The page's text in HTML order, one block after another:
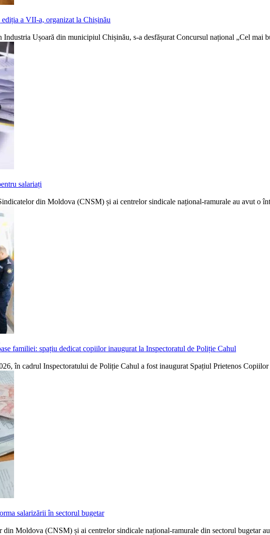
a VII-a, organizat la Chișinău
Ușoară din municipiul Chișinău, s-a desfășurat Concursul național „Cel mai
salariați
din Moldova (CNSM) și ai centrelor sindicale național-ramurale au avut o
familiei: spațiu dedicat copiilor inaugurat la Inspectoratul de Poliție Cahul
în cadrul Inspectoratului de Poliție Cahul a fost inaugurat Spațiul Prietenos Copiilor
salarizării în sectorul bugetar
Moldova (CNSM) și ai centrelor sindicale național-ramurale din sectorul bugetar